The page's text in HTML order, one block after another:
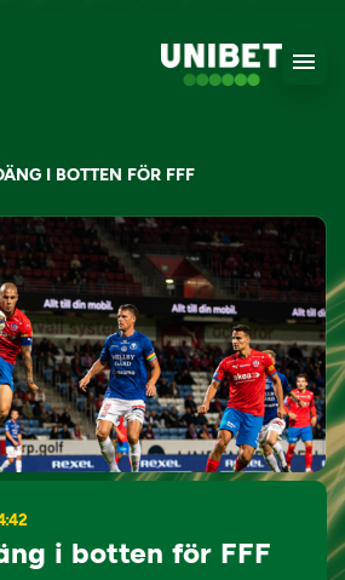
I BOTTEN FÖR FFF
i botten för FFF